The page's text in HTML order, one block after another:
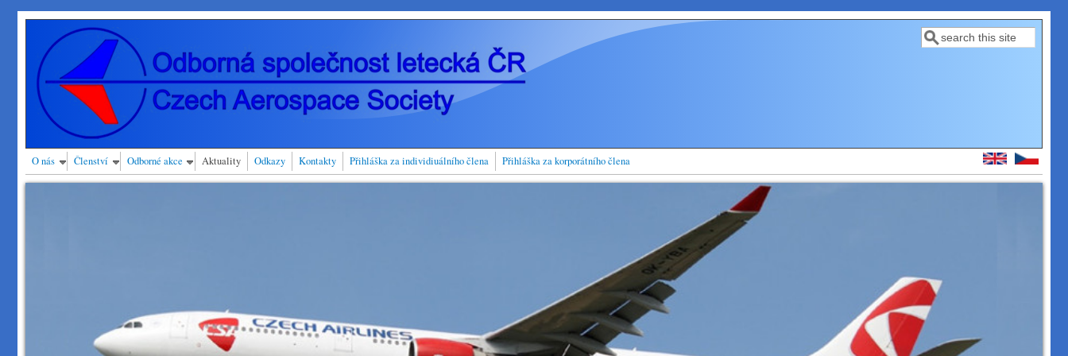
Přejít k hlavnímu obsahu
Vyhledávání
Hledat
O nás Členství Odborné akce Aktuality Odkazy Kontakty Přihláška za individiuálního člena Přihláška za korporátního člena